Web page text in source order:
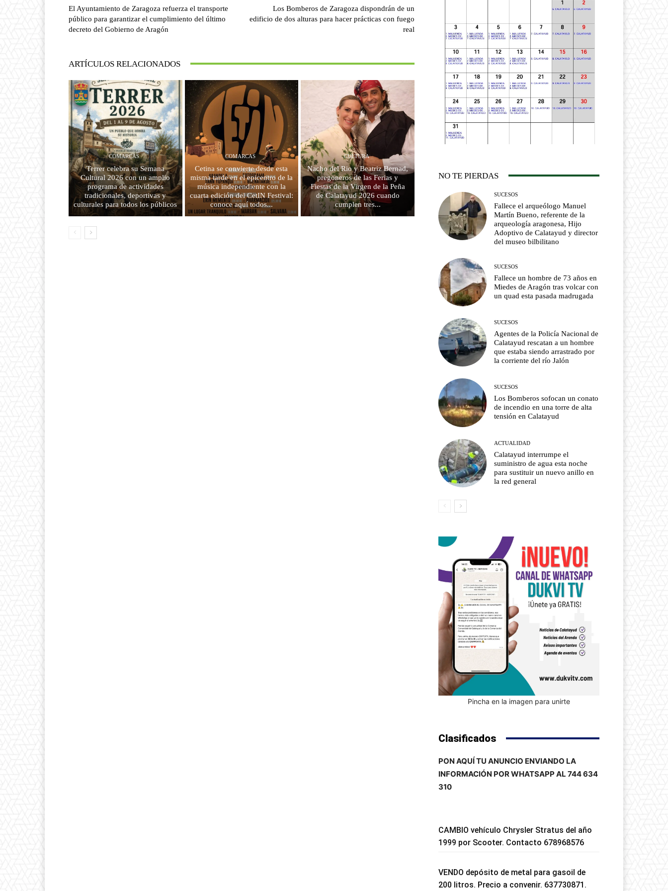
El Ayuntamiento de Zaragoza refuerza el transporte
público para garantizar el cumplimiento del último
decreto del Gobierno de Aragón
Los Bomberos de Zaragoza dispondrán de un
edificio de dos alturas para hacer prácticas con fuego
real
ARTÍCULOS RELACIONADOS
COMARCAS
Terrer celebra su Semana
Cultural 2026 con un amplio
programa de actividades
tradicionales, deportivas y
culturales para todos los públicos
COMARCAS
Cetina se convierte desde esta
misma tarde en el epicentro de la
música independiente con la
cuarta edición del CetIN Festival:
conoce aquí todos...
CULTURA
Nacho del Rio y Beatriz Bernad,
pregoneros de las Ferias y
Fiestas de la Virgen de la Peña
de Calatayud 2026 cuando
cumplen tres...
NO TE PIERDAS
SUCESOS
Fallece el arqueólogo Manuel
Martín Bueno, referente de la
arqueología aragonesa, Hijo
Adoptivo de Calatayud y director
del museo bilbilitano
SUCESOS
Fallece un hombre de 73 años en
Miedes de Aragón tras volcar con
un quad esta pasada madrugada
SUCESOS
Agentes de la Policía Nacional de
Calatayud rescatan a un hombre
que estaba siendo arrastrado por
la corriente del río Jalón
SUCESOS
Los Bomberos sofocan un conato
de incendio en una torre de alta
tensión en Calatayud
ACTUALIDAD
Calatayud interrumpe el
suministro de agua esta noche
para sustituir un nuevo anillo en
la red general
Pincha en la imagen para unirte
Clasificados
PON AQUÍ TU ANUNCIO ENVIANDO LA
INFORMACIÓN POR WHATSAPP AL 744 634
310
CAMBIO vehículo Chrysler Stratus del año
1999 por Scooter. Contacto 678968576
VENDO depósito de metal para gasoil de
200 litros. Precio a convenir. 637730871.